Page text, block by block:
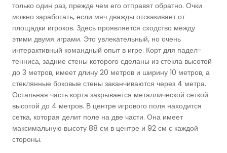
Хоккейные Поля
Бейсбольные Поля
Регби Поля
Бадминтонные Корты
Футзальные Корты
только один раз, прежде чем его отправят обратно. Очки
можно заработать, если мяч дважды отскакивает от
площадки игроков. Здесь проявляется сходство между
этими двумя играми. Это увлекательный, но очень
интерактивный командный опыт в игре. Корт для падел-
тенниса, задние стены которого сделаны из стекла высотой
до 3 метров, имеет длину 20 метров и ширину 10 метров, а
стеклянные боковые стены заканчиваются через 4 метра.
Остальная часть корта закрывается металлической сеткой
высотой до 4 метров. В центре игрового поля находится
сетка, которая делит поле на две части. Она имеет
максимальную высоту 88 см в центре и 92 см с каждой
стороны.